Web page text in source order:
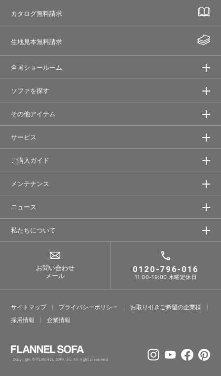
カタログ無料請求
生地見本無料請求
全国ショールーム
ソファを探す
その他アイテム
サービス
ご購入ガイド
メンテナンス
ニュース
私たちについて
お問い合わせ
メール
0120-796-016
11:00-19:00 水曜定休日
サイトマップ プライバシーポリシー
お取り引きご希望の企業様
採⽤情報
企業情報
Copyright © FLANNEL SOFA Inc. All rights reserved